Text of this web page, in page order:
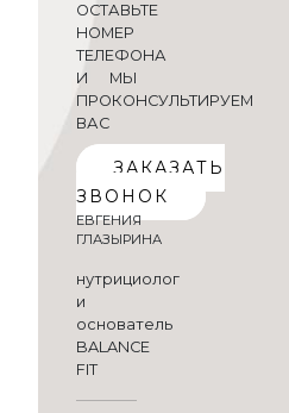
ОСТАВЬТЕ
НОМЕР
ТЕЛЕФОНА
И МЫ
ПРОКОНСУЛЬТИРУЕМ
ВАС
ЗАКАЗАТЬ
ЗВОНОК
ЕВГЕНИЯ
ГЛАЗЫРИНА
нутрициолог
и
основатель
BALANCE
FIT